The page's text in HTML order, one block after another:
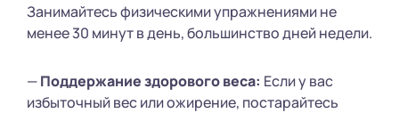
Занимайтесь физическими упражнениями не
менее 30 минут в день, большинство дней недели.
—Поддержание здорового веса: Если у вас
избыточный вес или ожирение, постарайтесь